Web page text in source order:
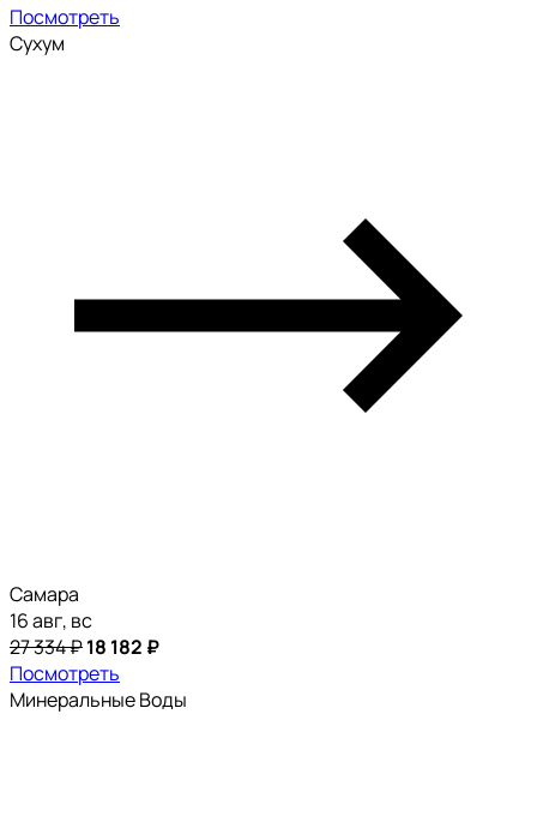
Посмотреть
Сухум
Самара
16 авг, вс
27 334 ₽18 182 ₽
Посмотреть
Минеральные Воды